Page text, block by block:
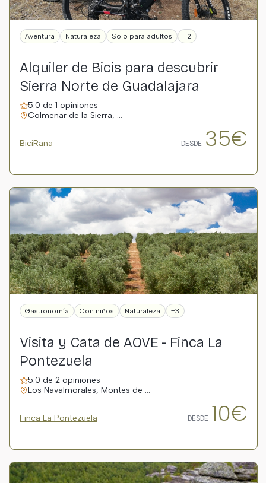
Aventura Naturaleza Solo para adultos +2
Alquiler de Bicis para descubrir
Sierra Norte de Guadalajara
5.0 de 1 opiniones
Colmenar de la Sierra, …
BiciRana DESDE 35€
Gastronomía Con niños Naturaleza +3
Visita y Cata de AOVE - Finca La
Pontezuela
5.0 de 2 opiniones
Los Navalmorales, Montes de …
Finca La Pontezuela DESDE 10€